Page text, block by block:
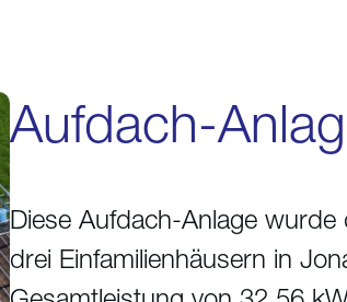
Aufdach-
Diese Aufdach-Anlage
drei Einfamilienhäusern in